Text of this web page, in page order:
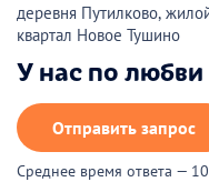
деревня Путилково,
квартал Новое Тушино
У нас по
Отправить запрос
Среднее время ответа —